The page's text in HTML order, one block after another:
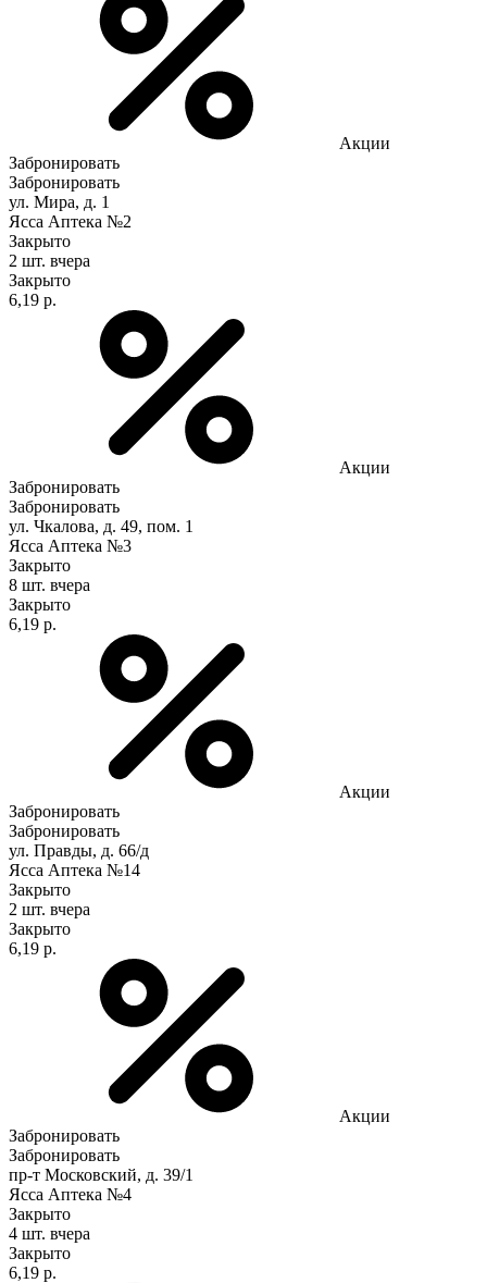
Акции
Забронировать
Забронировать
ул. Мира, д. 1
Ясса Аптека №2
Закрыто
2 шт. вчера
Закрыто
6,19 р.
Акции
Забронировать
Забронировать
ул. Чкалова, д. 49, пом. 1
Ясса Аптека №3
Закрыто
8 шт. вчера
Закрыто
6,19 р.
Акции
Забронировать
Забронировать
ул. Правды, д. 66/д
Ясса Аптека №14
Закрыто
2 шт. вчера
Закрыто
6,19 р.
Акции
Забронировать
Забронировать
пр-т Московский, д. 39/1
Ясса Аптека №4
Закрыто
4 шт. вчера
Закрыто
6,19 р.